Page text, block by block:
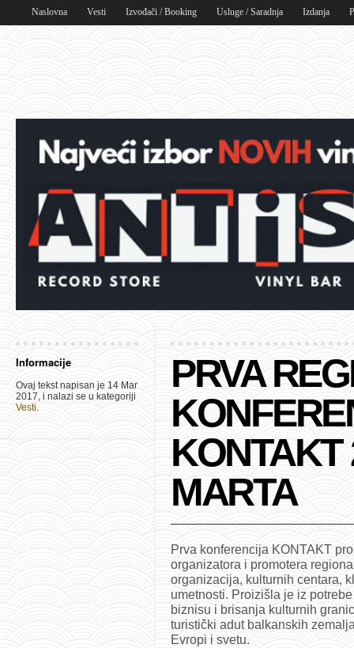
Naslovna Vesti Izvođači / Booking Usluge / Saradnja Izdanja
Informacije
Ovaj tekst napisan je 14 Mar
2017, i nalazi se u kategoriji
Vesti.
PRVA
KONTAKT
MARTA
Prva konferencija KONTAKT
organizatora i promotera
organizacija, kulturnih centara,
umetnosti. Proizišla je iz
biznisu i brisanja kulturnih
turistički adut balkanskih
Evropi i svetu.